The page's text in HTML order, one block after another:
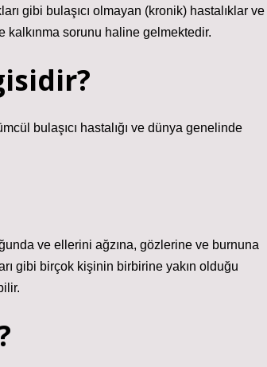
gibi bulaşıcı olmayan (kronik) hastalıklar ve
kalkınma sorunu haline gelmektedir.
bulaşıcı hastalığı ve dünya genelinde
ve ellerini ağzına, gözlerine ve burnuna
gibi birçok kişinin birbirine yakın olduğu